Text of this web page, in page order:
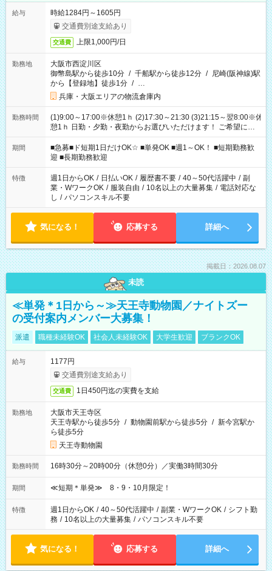
給与
時給1284円～1605円
交通費別途支給あり
交通費 上限1,000円/日
勤務地
大阪市西淀川区
御幣島駅から徒歩10分 / 千船駅から徒歩12分 / 尼崎(阪神線)駅
から【登録地】徒歩1分 / …
兵庫・大阪エリアの物流倉庫内
勤務時間
(1)9:00～17:00※休憩1ｈ (2)17:30～21:30 (3)21:15～翌8:00※休
憩1ｈ 日勤・夕勤・夜勤からお選びいただけます！ ご希望に合
わせて働けるお仕事です(*^^*) 【その他選べる勤務時間】 8-17
時/9-17時/9-18時/10-18時/11-21時/18-22時/20-翌4時/21-翌5
時/22-翌6時/0-翌8時 ご自身のご都合で選んで頂ける完全自由シ
フト！
期間
■急募■ド短期1日だけOK☆ ■単発OK ■週1～OK！ ■短期勤務歓
迎 ■長期勤務歓迎
特徴 週1日からOK / 日払いOK / 履歴書不要 / 40～50代活躍中 / 副
業・WワークOK / 服装自由 / 10名以上の大量募集 / 電話対応な
し / パソコンスキル不要
気になる！ 応募する 詳細へ
掲載日：2026.08.07
未読
≪単発＊1日から～≫天王寺動物園／ナイトズー
の受付案内メンバー大募集！
派遣 職種未経験OK 社会人未経験OK 大学生歓迎 ブランクOK
給与
1177円
交通費別途支給あり
交通費 1日450円迄の実費を支給
勤務地
大阪市天王寺区
天王寺駅から徒歩5分 / 動物園前駅から徒歩5分 / 新今宮駅か
ら徒歩5分
天王寺動物園
勤務時間 16時30分～20時00分（休憩0分）／実働3時間30分
期間 ≪短期＊単発≫ 8・9・10月限定！
特徴 週1日からOK / 40～50代活躍中 / 副業・WワークOK / シフト勤
務 / 10名以上の大量募集 / パソコンスキル不要
気になる！ 応募する 詳細へ